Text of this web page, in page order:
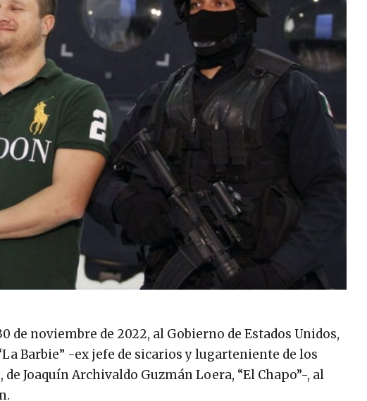
noviembre de 2022, al Gobierno de Estados Unidos,
Barbie” -ex jefe de sicarios y lugarteniente de los
Joaquín Archivaldo Guzmán Loera, “El Chapo”-, al